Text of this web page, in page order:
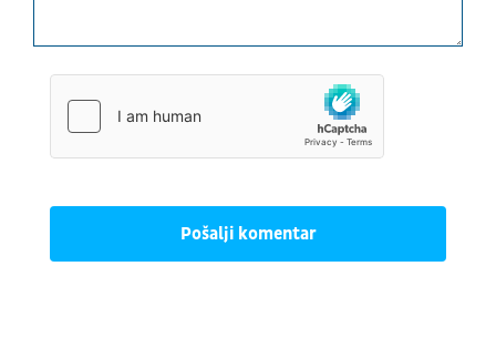
Pošalji komentar